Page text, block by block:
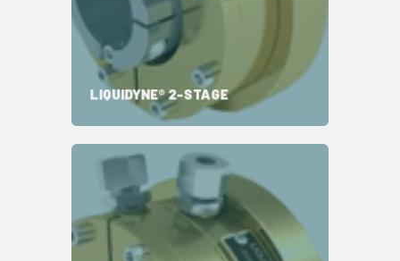
LIQUIDYNE® 2-STAGE
状态监测可预测寿命
能耗低
维护间隔更长